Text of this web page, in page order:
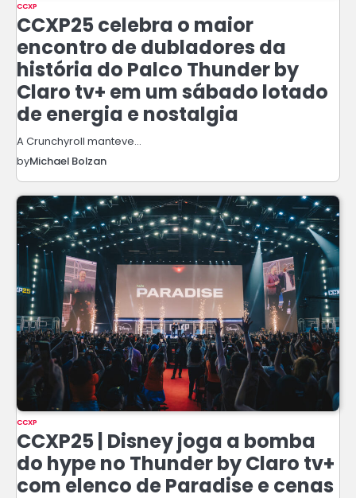
CCXP
CCXP25 celebra o maior
encontro de dubladores da
história do Palco Thunder by
Claro tv+ em um sábado lotado
de energia e nostalgia
A Crunchyroll manteve…
byMichael Bolzan
CCXP
CCXP25 | Disney joga a bomba
do hype no Thunder by Claro tv+
com elenco de Paradise e cenas